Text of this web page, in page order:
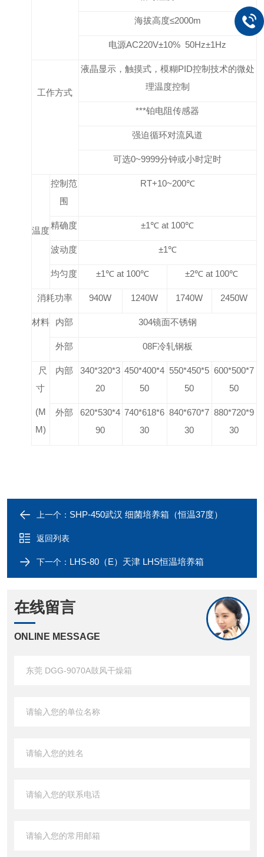
海拔高度≤2000m
电源AC220V±10% 50Hz±1Hz
工作方式
液晶显示，触摸式，模糊PID控制技术的微处
理温度控制
***铂电阻传感器
强迫循环对流风道
可选0~9999分钟或小时定时
温度
控制范
围
RT+10~200℃
精确度 ±1℃ at 100℃
波动度 ±1℃
均匀度 ±1℃ at 100℃ ±2℃ at 100℃
消耗功率 940W 1240W 1740W 2450W
材料 内部 304镜面不锈钢
外部 08F冷轧钢板
尺
寸
(M
M)
内部
340*320*3
20
450*400*4
50
550*450*5
50
600*500*7
50
外部
620*530*4
90
740*618*6
30
840*670*7
30
880*720*9
30
上一个： SHP-450武汉 细菌培养箱（恒温37度）
返回列表
下一个： LHS-80（E）天津 LHS恒温培养箱
在线留言
ONLINE MESSAGE